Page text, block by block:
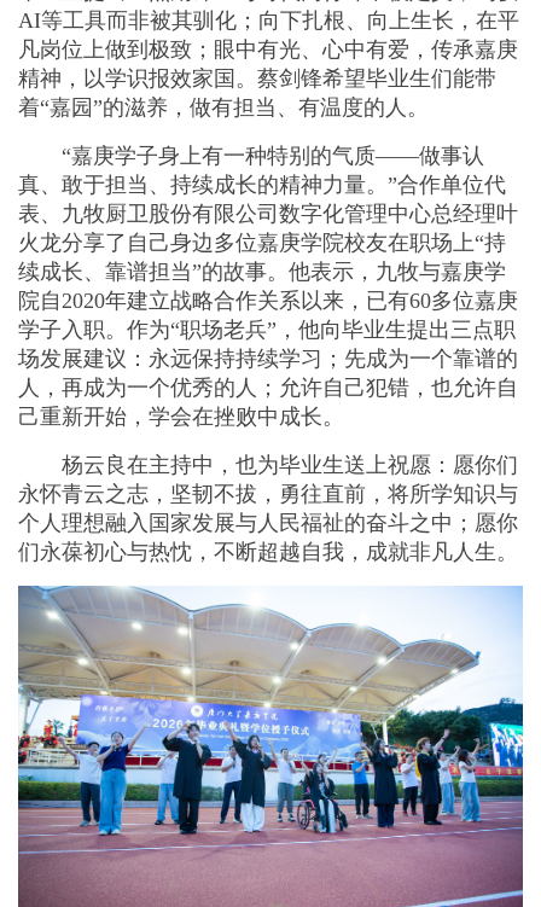
AI等工具而非被其驯化；向下扎根、向上生长，在平
凡岗位上做到极致；眼中有光、心中有爱，传承嘉庚
精神，以学识报效家国。蔡剑锋希望毕业生们能带
着“嘉园”的滋养，做有担当、有温度的人。
“嘉庚学子身上有一种特别的气质——做事认
真、敢于担当、持续成长的精神力量。”合作单位代
表、九牧厨卫股份有限公司数字化管理中心总经理叶
火龙分享了自己身边多位嘉庚学院校友在职场上“持
续成长、靠谱担当”的故事。他表示，九牧与嘉庚学
院自2020年建立战略合作关系以来，已有60多位嘉庚
学子入职。作为“职场老兵”，他向毕业生提出三点职
场发展建议：永远保持持续学习；先成为一个靠谱的
人，再成为一个优秀的人；允许自己犯错，也允许自
己重新开始，学会在挫败中成长。
杨云良在主持中，也为毕业生送上祝愿：愿你们
永怀青云之志，坚韧不拔，勇往直前，将所学知识与
个人理想融入国家发展与人民福祉的奋斗之中；愿你
们永葆初心与热忱，不断超越自我，成就非凡人生。